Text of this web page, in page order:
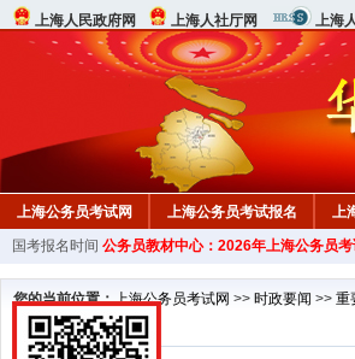
上海人民政府网 上海人社厅网 上海
上海公务员考试网 上海公务员考试报名 上
行测真题 在线咨询 教材中心
国考报名时间 公务员教材中心：2026年上海公务员
您的当前位置：上海公务员考试网 >> 时政要闻 >> 重